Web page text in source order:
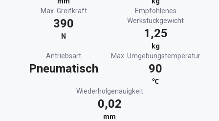
Max. Greifkraft
390
N
Empfohlenes
Werkstückgewicht
1,25
kg
Antriebsart
Pneumatisch
Max. Umgebungstemperatur
90
℃
Wiederholgenauigkeit
0,02
mm